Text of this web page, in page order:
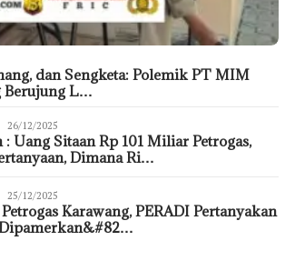
dan Sengketa: Polemik PT MIM
Berujung L…
26/12/2025
: Uang Sitaan Rp 101 Miliar Petrogas,
Dimana Ri…
25/12/2025
Petrogas Karawang, PERADI Pertanyakan